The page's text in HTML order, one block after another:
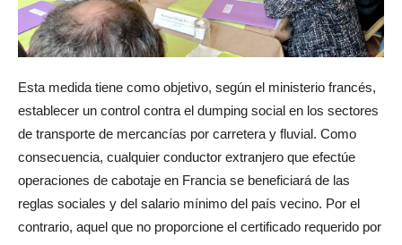
Esta medida tiene como objetivo, según el ministerio francés,
establecer un control contra el dumping social en los sectores
de transporte de mercancías por carretera y fluvial. Como
consecuencia, cualquier conductor extranjero que efectúe
operaciones de cabotaje en Francia se beneficiará de las
reglas sociales y del salario mínimo del país vecino. Por el
contrario, aquel que no proporcione el certificado requerido por